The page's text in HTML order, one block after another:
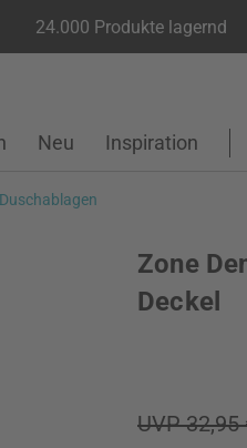
24.000 Produkte lagernd
Neu Inspiration
Zone
Deckel
UVP 32,95